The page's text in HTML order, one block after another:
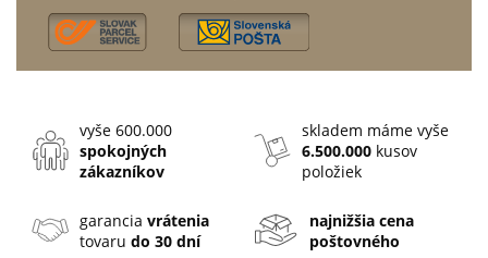
vyše 600.000
spokojných
zákazníkov
skladem máme vyše
6.500.000 kusov
položiek
garanciavrátenia
tovarudo 30 dní
najnižšia cena
poštovného